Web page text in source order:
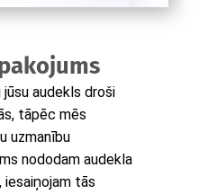
audekls droši
tāpēc mēs
uzmanību
nododam audekla
iesaiņojam tās